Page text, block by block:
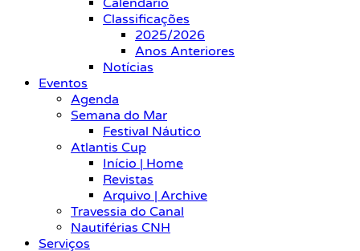
Calendário
Classificações
2025/2026
Anos Anteriores
Notícias
Eventos
Agenda
Semana do Mar
Festival Náutico
Atlantis Cup
Início | Home
Revistas
Arquivo | Archive
Travessia do Canal
Nautiférias CNH
Serviços